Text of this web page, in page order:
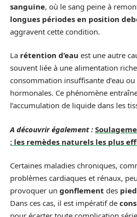
sanguine, où le sang peine à
longues périodes en position
aggravent cette condition.
La rétention d’eau est une autre
souvent liée à une alimentation
consommation insuffisante d’eau
hormonales. Ce phénomène
l’accumulation de liquide dans les
A découvrir également :
: les remèdes naturels les plus
Certaines maladies chroniques,
problèmes cardiaques et rénaux,
provoquer un gonflement des
Dans ces cas, il est impératif de